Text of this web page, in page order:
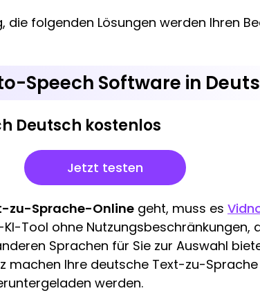
folgenden Lösungen werden Ihren
Speech Software in
Deutsch kostenlos
Jetzt testen
zu-Sprache-Online geht, muss es
Tool ohne Nutzungsbeschränkungen,
Sprachen für Sie zur Auswahl
machen Ihre deutsche Text-zu-
werden.